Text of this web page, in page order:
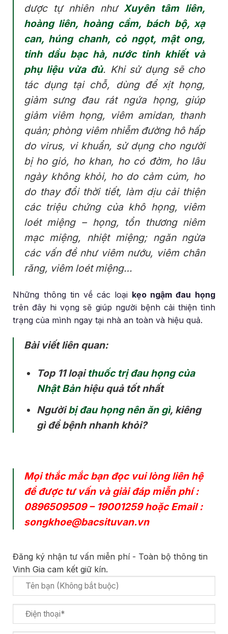
dược tự nhiên như Xuyên tâm liên,
hoàng liên, hoàng cầm, bách bộ, xạ
can, húng chanh, cỏ ngọt, mật ong,
tinh dầu bạc hà, nước tinh khiết và
phụ liệu vừa đủ. Khi sử dụng sẽ cho
tác dụng tại chỗ, dùng để xịt họng,
giảm sưng đau rát ngứa họng, giúp
giảm viêm họng, viêm amidan, thanh
quản; phòng viêm nhiễm đường hô hấp
do virus, vi khuẩn, sử dụng cho người
bị ho gió, ho khan, ho có đờm, ho lâu
ngày không khỏi, ho do cảm cúm, ho
do thay đổi thời tiết, làm dịu cải thiện
các triệu chứng của khô họng, viêm
loét miệng – họng, tổn thương niêm
mạc miệng, nhiệt miệng; ngăn ngừa
các vấn đề như viêm nướu, viêm chân
răng, viêm loét miệng…
Những thông tin về các loại kẹo ngậm đau họng
trên đây hi vọng sẽ giúp người bệnh cải thiện tình
trạng của mình ngay tại nhà an toàn và hiệu quả.
Bài viết liên quan:
Top 11 loạithuốc trị đau họng của
Nhật Bảnhiệu quả tốt nhất
Ngườibị đau họng nên ăn gì, kiêng
gì để bệnh nhanh khỏi?
Mọi thắc mắc bạn đọc vui lòng liên hệ
để được tư vấn và giải đáp miễn phí :
0896509509– 19001259hoặc Email :
songkhoe@bacsituvan.vn
Đăng ký nhận tư vấn miễn phí - Toàn bộ thông tin
Vinh Gia cam kết giữ kín.